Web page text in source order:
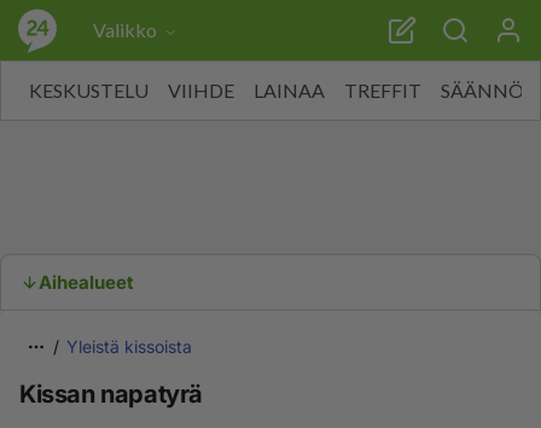
Valikko
KESKUSTELU VIIHDE LAINAA TREFFIT SÄÄNNÖT
Aihealueet
Yleistä kissoista
Kissan napatyrä